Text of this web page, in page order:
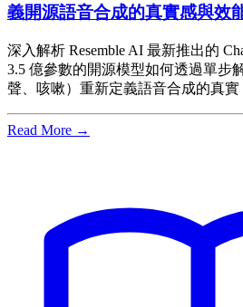
義開源語音合成的真實感與效
深入解析 Resemble AI 最新推出的
3.5 億參數的開源模型如何透過單步
聲、咳嗽）重新定義語音合成的真
Read More →